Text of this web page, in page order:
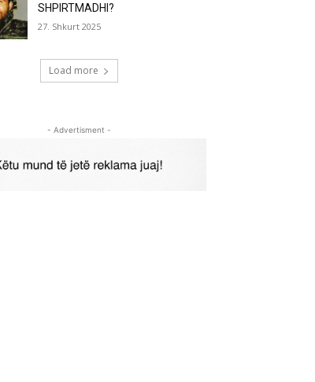
SHPIRTMADHI?
27. Shkurt 2025
Load more
- Advertisment -